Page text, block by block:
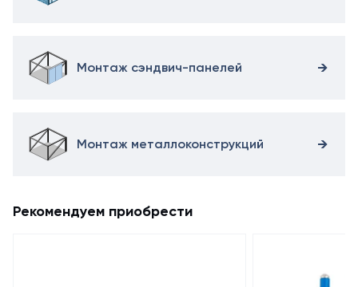
Монтаж сэндвич-панелей
Монтаж металлоконструкций
Рекомендуем приобрести